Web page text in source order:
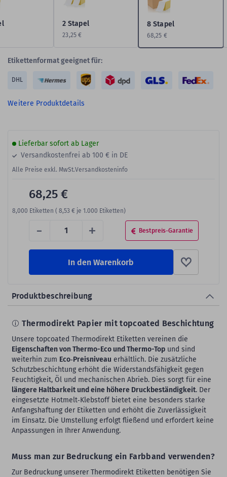
Etikettenformat geeignet für:
DHL
2 Stapel
23,25 €
8 Stapel
68,25 €
Weitere Produktdetails
Lieferbar sofort ab Lager
Versandkostenfrei ab 100 € in DE
Alle Preise exkl. MwSt.Versandkosteninfo
- + Bestpreis-Garantie
68,25 €
8,000 Etiketten ( 8,53 € je 1.000 Etiketten)
In den Warenkorb
Produktbeschreibung
Thermodirekt Papier mit topcoated Beschichtung
Unsere topcoated Thermodirekt Etiketten vereinen die
Eigenschaften von Thermo-Eco und Thermo-Top und sind
weiterhin zum Eco‑Preisniveau erhältlich. Die zusätzliche
Schutzbeschichtung erhöht die Widerstandsfähigkeit gegen
Feuchtigkeit, Öl und mechanischen Abrieb. Dies sorgt für eine
längere Haltbarkeit und eine höhere Druckbeständigkeit. Der
eingesetzte Hotmelt‑Klebstoff bietet eine besonders starke
Anfangshaftung der Etiketten und erhöht die Zuverlässigkeit
im Einsatz. Die Umstellung erfolgt fließend und erfordert keine
Anpassungen in Ihrer Anwendung.
Muss man zur Bedruckung ein Farbband verwenden?
Zur Bedruckung unserer Thermodirekt Etiketten benötigen Sie